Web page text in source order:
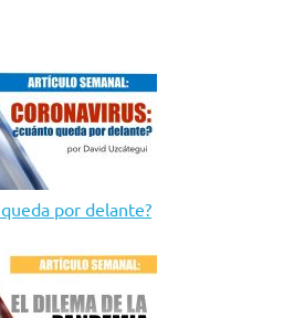
por delante?